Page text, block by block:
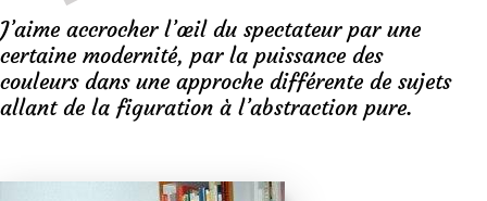
J’aime accrocher l’œil du spectateur par une
certaine modernité, par la puissance des
couleurs dans une approche différente de sujets
allant de la figuration à l’abstraction pure.